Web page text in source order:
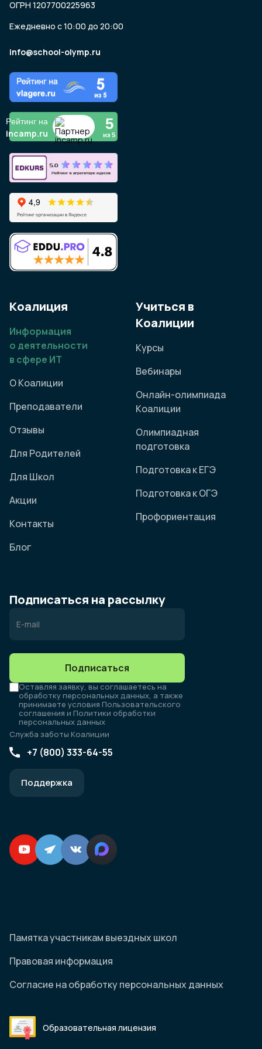
ОГРН 1207700225963
Ежедневно с 10:00 до 20:00
info@school-olymp.ru
Рейтинг на
incamp.ru
5
из 5
Коалиция
Информация
о деятельности
в сфере ИТ
О Коалиции
Преподаватели
Отзывы
Для Родителей
Для Школ
Акции
Контакты
Блог
Учиться в
Коалиции
Курсы
Вебинары
Онлайн-олимпиада
Коалиции
Олимпиадная
подготовка
Подготовка к ЕГЭ
Подготовка к ОГЭ
Профориентация
Подписаться на рассылку
Подписаться
Оставляя заявку, вы соглашаетесь на
обработку персональных данных, а также
принимаете условия Пользовательского
соглашения и Политики обработки
персональных данных
Служба заботы Коалиции
+7 (800) 333-64-55
Поддержка
Памятка участникам выездных школ
Правовая информация
Согласие на обработку персональных данных
Образовательная лицензия